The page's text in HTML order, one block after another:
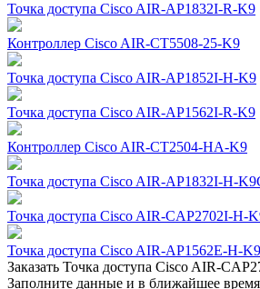
Точка доступа Cisco AIR-AP1832I-R-K9
Контроллер Cisco AIR-CT5508-25-K9
Точка доступа Cisco AIR-AP1852I-H-K9
Точка доступа Cisco AIR-AP1562I-R-K9
Контроллер Cisco AIR-CT2504-HA-K9
Точка доступа Cisco AIR-AP1832I-H-
Точка доступа Cisco AIR-CAP2702I-H-
Точка доступа Cisco AIR-AP1562E-H-K9
Заказать Точка доступа Cisco AIR-
Заполните данные и в ближайшее